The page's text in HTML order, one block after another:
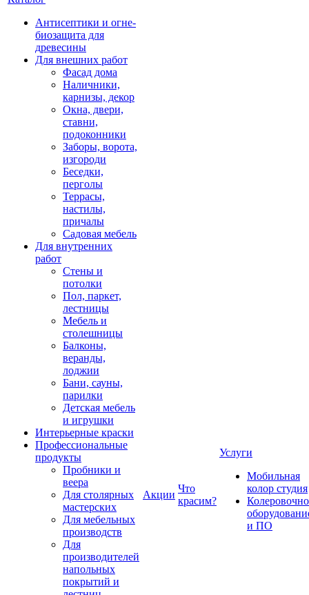
Антисептики и огне-
биозащита для
древесины
Для внешних работ
Фасад дома
Наличники,
карнизы, декор
Окна, двери,
ставни,
подоконники
Заборы, ворота,
изгороди
Беседки,
перголы
Террасы,
настилы,
причалы
Садовая мебель
Для внутренних
работ
Стены и
потолки
Пол, паркет,
лестницы
Мебель и
столешницы
Балконы,
веранды,
лоджии
Бани, сауны,
парилки
Детская мебель
и игрушки
Интерьерные краски
Профессиональные
продукты
Пробники и
веера
Для столярных
мастерских
Для мебельных
производств
Для
производителей
напольных
покрытий и
Акции
Что
красим?
Услуги
Мобильная
колор студия
и ПО